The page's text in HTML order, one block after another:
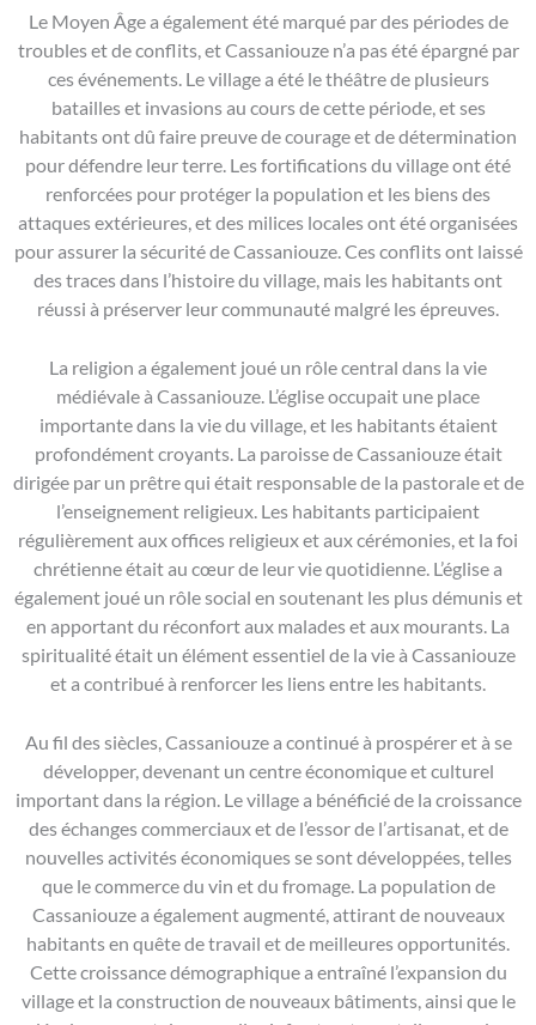
Le Moyen Âge a également été marqué par des périodes de
troubles et de conflits, et Cassaniouze n’a pas été épargné par
ces événements. Le village a été le théâtre de plusieurs
batailles et invasions au cours de cette période, et ses
habitants ont dû faire preuve de courage et de détermination
pour défendre leur terre. Les fortifications du village ont été
renforcées pour protéger la population et les biens des
attaques extérieures, et des milices locales ont été organisées
pour assurer la sécurité de Cassaniouze. Ces conflits ont laissé
des traces dans l’histoire du village, mais les habitants ont
réussi à préserver leur communauté malgré les épreuves.
La religion a également joué un rôle central dans la vie
médiévale à Cassaniouze. L’église occupait une place
importante dans la vie du village, et les habitants étaient
profondément croyants. La paroisse de Cassaniouze était
dirigée par un prêtre qui était responsable de la pastorale et de
l’enseignement religieux. Les habitants participaient
régulièrement aux offices religieux et aux cérémonies, et la foi
chrétienne était au cœur de leur vie quotidienne. L’église a
également joué un rôle social en soutenant les plus démunis et
en apportant du réconfort aux malades et aux mourants. La
spiritualité était un élément essentiel de la vie à Cassaniouze
et a contribué à renforcer les liens entre les habitants.
Au fil des siècles, Cassaniouze a continué à prospérer et à se
développer, devenant un centre économique et culturel
important dans la région. Le village a bénéficié de la croissance
des échanges commerciaux et de l’essor de l’artisanat, et de
nouvelles activités économiques se sont développées, telles
que le commerce du vin et du fromage. La population de
Cassaniouze a également augmenté, attirant de nouveaux
habitants en quête de travail et de meilleures opportunités.
Cette croissance démographique a entraîné l’expansion du
village et la construction de nouveaux bâtiments, ainsi que le